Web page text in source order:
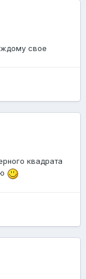
свое
квадрата